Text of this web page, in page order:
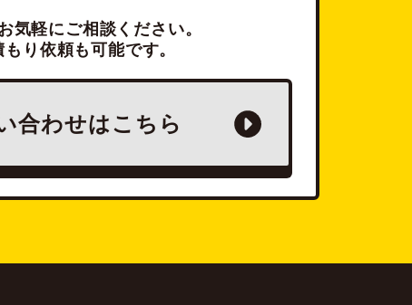
気軽にご相談ください。
もり依頼も可能です。
合わせはこちら